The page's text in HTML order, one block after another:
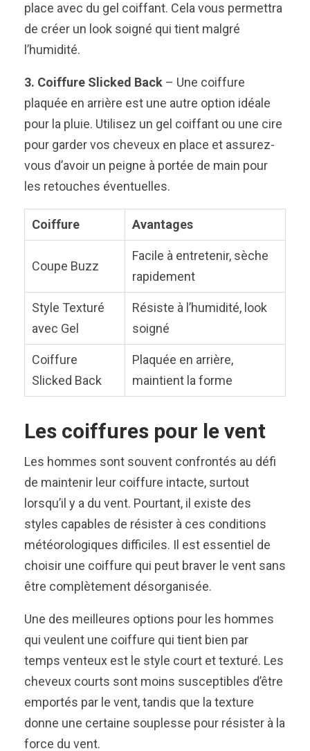
place avec du gel coiffant. Cela vous permettra
de créer un look soigné qui tient malgré
l’humidité.
3. Coiffure Slicked Back – Une coiffure
plaquée en arrière est une autre option idéale
pour la pluie. Utilisez un gel coiffant ou une cire
pour garder vos cheveux en place et assurez-
vous d’avoir un peigne à portée de main pour
les retouches éventuelles.
Coiffure Avantages
Coupe Buzz
Facile à entretenir, sèche
rapidement
Style Texturé
avec Gel
Résiste à l’humidité, look
soigné
Coiffure
Slicked Back
Plaquée en arrière,
maintient la forme
Les coiffures pour le vent
Les hommes sont souvent confrontés au défi
de maintenir leur coiffure intacte, surtout
lorsqu’il y a du vent. Pourtant, il existe des
styles capables de résister à ces conditions
météorologiques difficiles. Il est essentiel de
choisir une coiffure qui peut braver le vent sans
être complètement désorganisée.
Une des meilleures options pour les hommes
qui veulent une coiffure qui tient bien par
temps venteux est le style court et texturé. Les
cheveux courts sont moins susceptibles d’être
emportés par le vent, tandis que la texture
donne une certaine souplesse pour résister à la
force du vent.